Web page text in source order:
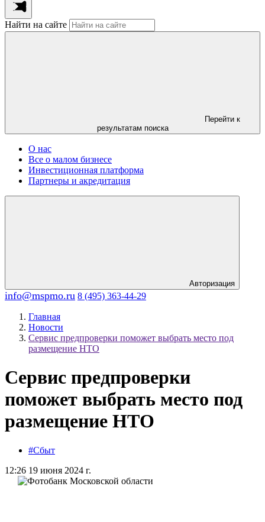
Найти на сайте
Перейти к
результатам поиска
О нас
Все о малом бизнесе
Инвестиционная платформа
Партнеры и акредитация
Авторизация
info@mspmo.ru 8 (495) 363-44-29
Главная
Новости
Сервис предпроверки поможет выбрать место под
размещение НТО
Сервис предпроверки
поможет выбрать место под
размещение НТО
#Сбыт
12:26 19 июня 2024 г.